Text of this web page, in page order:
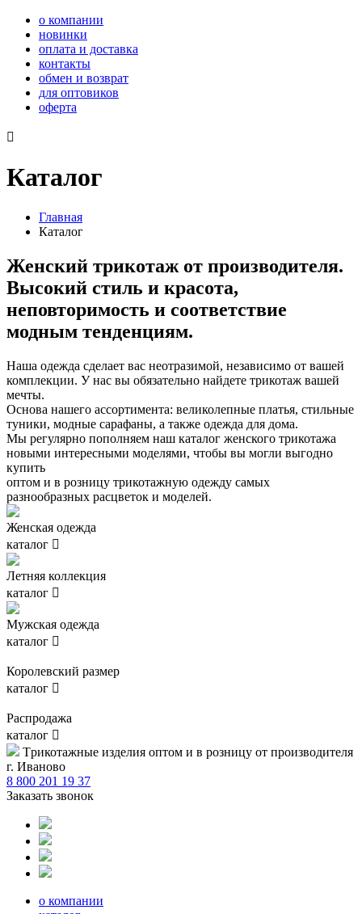
о компании
новинки
оплата и доставка
контакты
обмен и возврат
для оптовиков
оферта

Каталог
Главная
Каталог
Женский трикотаж от производителя.
Высокий стиль и красота,
неповторимость и соответствие
модным тенденциям.
Наша одежда сделает вас неотразимой, независимо от вашей
комплекции. У нас вы обязательно найдете трикотаж вашей
мечты.
Основа нашего ассортимента: великолепные платья, стильные
туники, модные сарафаны, а также одежда для дома.
Мы регулярно пополняем наш каталог женского трикотажа
новыми интересными моделями, чтобы вы могли выгодно
купить
оптом и в розницу трикотажную одежду самых
разнообразных расцветок и моделей.
Женская одежда
каталог 
Летняя коллекция
каталог 
Мужская одежда
каталог 
Королевский размер
каталог 
Распродажа
каталог 
Tрикотажные изделия оптом и в розницу от производителя
г. Иваново
8 800 201 19 37
Заказать звонок
о компании